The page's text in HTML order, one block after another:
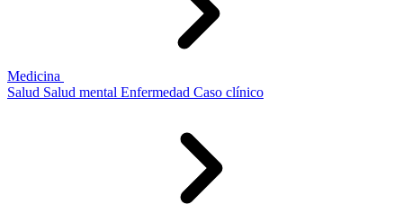
Medicina
Salud Salud mental Enfermedad Caso clínico